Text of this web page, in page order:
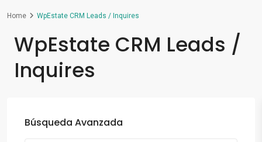
Home WpEstate CRM Leads / Inquires
WpEstate CRM Leads /
Inquires
Búsqueda Avanzada